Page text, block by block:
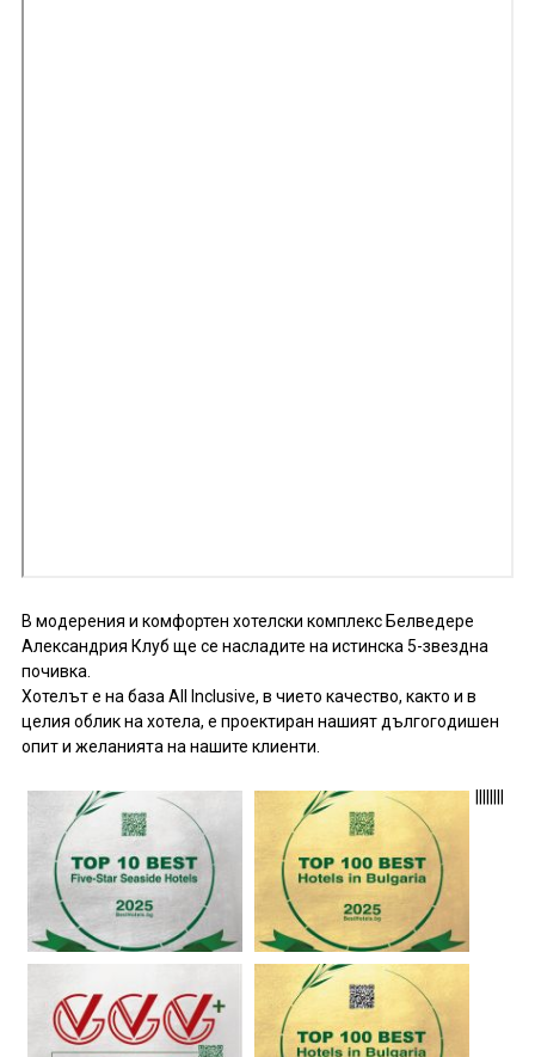
В модерения и комфортен хотелски комплекс Белведере
Александрия Клуб ще се насладите на истинска 5-звездна
почивка.
Хотелът е на база All Inclusive, в чието качество, както и в
целия облик на хотела, е проектиран нашият дългогодишен
опит и желанията на нашите клиенти.